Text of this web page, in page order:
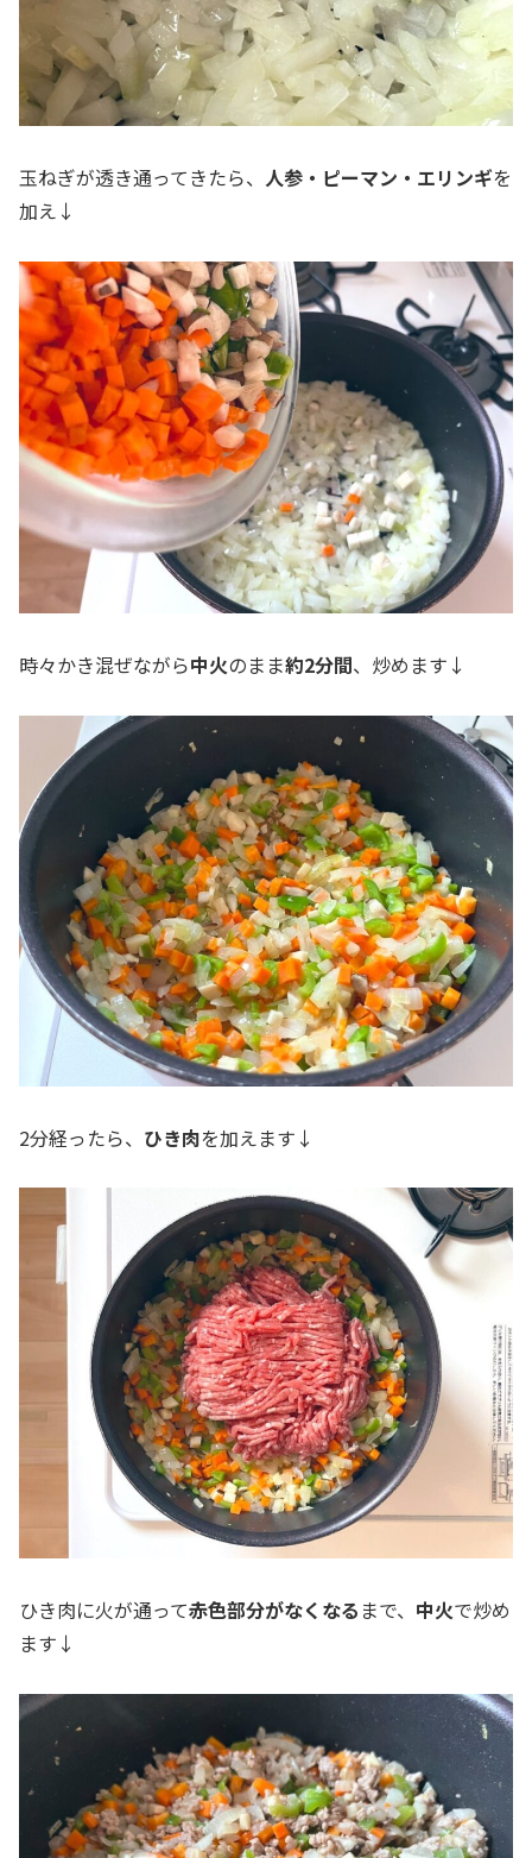
玉ねぎが透き通ってきたら、 人参・ピーマン・エリンギを
加え↓
時々かき混ぜながら中火のまま約2分間、炒めます↓
2分経ったら、 ひき肉を加えます↓
ひき肉に火が通って赤色部分がなくなる まで、 中火で炒め
ます↓